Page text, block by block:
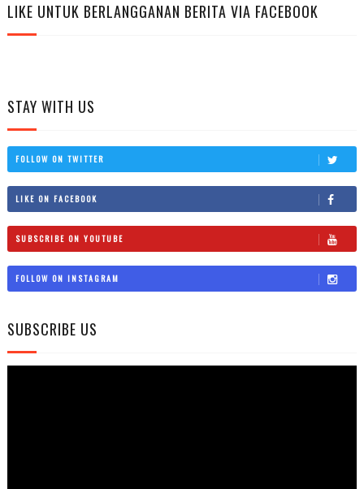
LIKE UNTUK BERLANGGANAN BERITA VIA FACEBOOK
STAY WITH US
FOLLOW ON TWITTER
LIKE ON FACEBOOK
SUBSCRIBE ON YOUTUBE
FOLLOW ON INSTAGRAM
SUBSCRIBE US